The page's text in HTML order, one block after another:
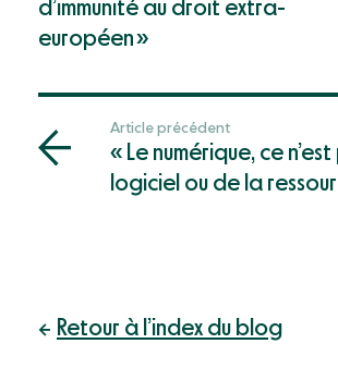
Article précédent
« Le numérique, ce
logiciel ou de la
d’immunité au droit extra-
européen »
Retour à l’index du blog